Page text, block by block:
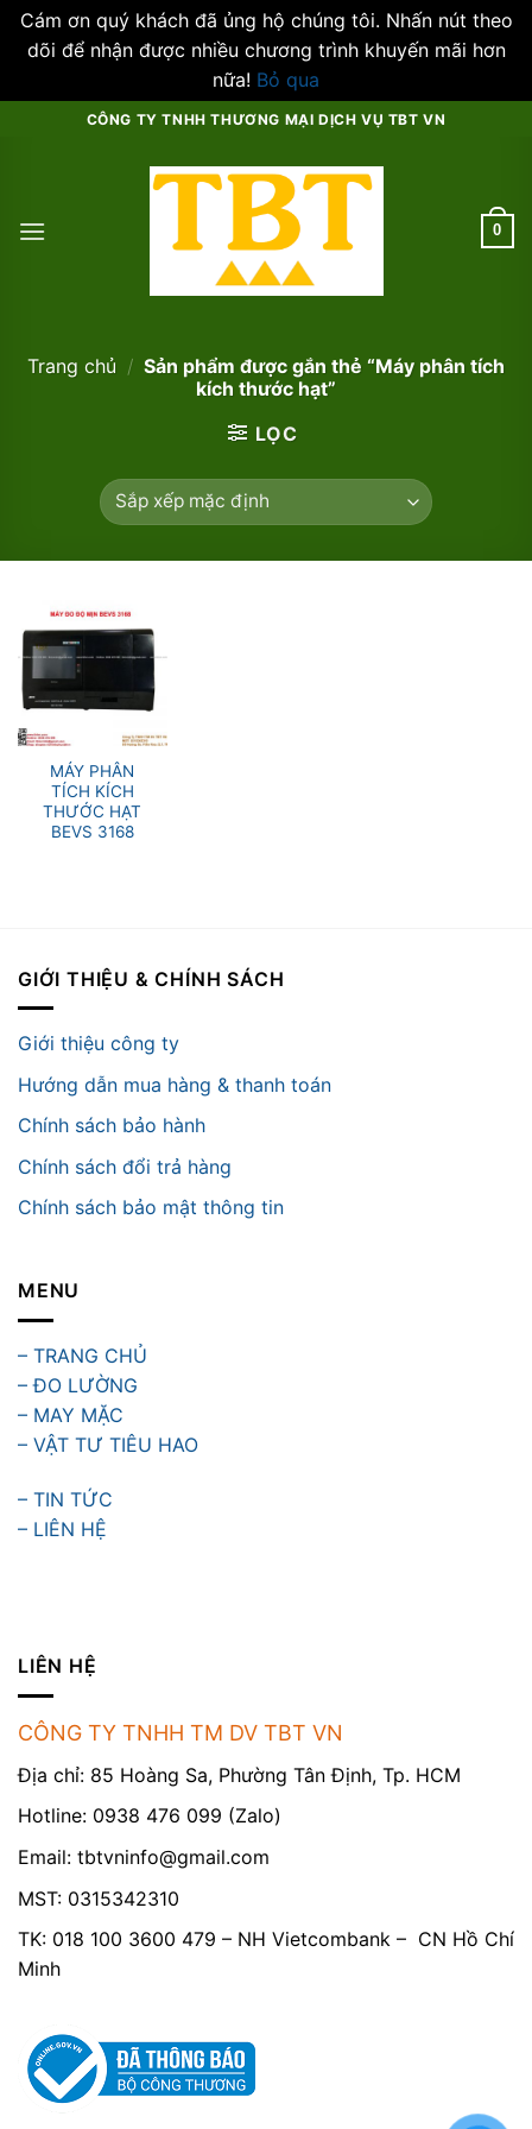
Cám ơn quý khách đã ủng hộ chúng tôi. Nhấn nút theo
dõi để nhận được nhiều chương trình khuyến mãi hơn
nữa! Bỏ qua
CÔNG TY TNHH THƯƠNG MẠI DỊCH VỤ TBT VN
0
Trang chủ / Sản phẩm được gắn thẻ “Máy phân tích
kích thước hạt”
LỌC
MÁY PHÂN
TÍCH KÍCH
THƯỚC HẠT
BEVS 3168
GIỚI THIỆU & CHÍNH SÁCH
Giới thiệu công ty
Hướng dẫn mua hàng & thanh toán
Chính sách bảo hành
Chính sách đổi trả hàng
Chính sách bảo mật thông tin
MENU
– TRANG CHỦ
– ĐO LƯỜNG
– MAY MẶC
– VẬT TƯ TIÊU HAO
– TIN TỨC
– LIÊN HỆ
LIÊN HỆ
CÔNG TY TNHH TM DV TBT VN
Địa chỉ: 85 Hoàng Sa, Phường Tân Định, Tp. HCM
Hotline: 0938 476 099 (Zalo)
Email: tbtvninfo@gmail.com
MST: 0315342310
TK: 018 100 3600 479 – NH Vietcombank – CN Hồ Chí
Minh